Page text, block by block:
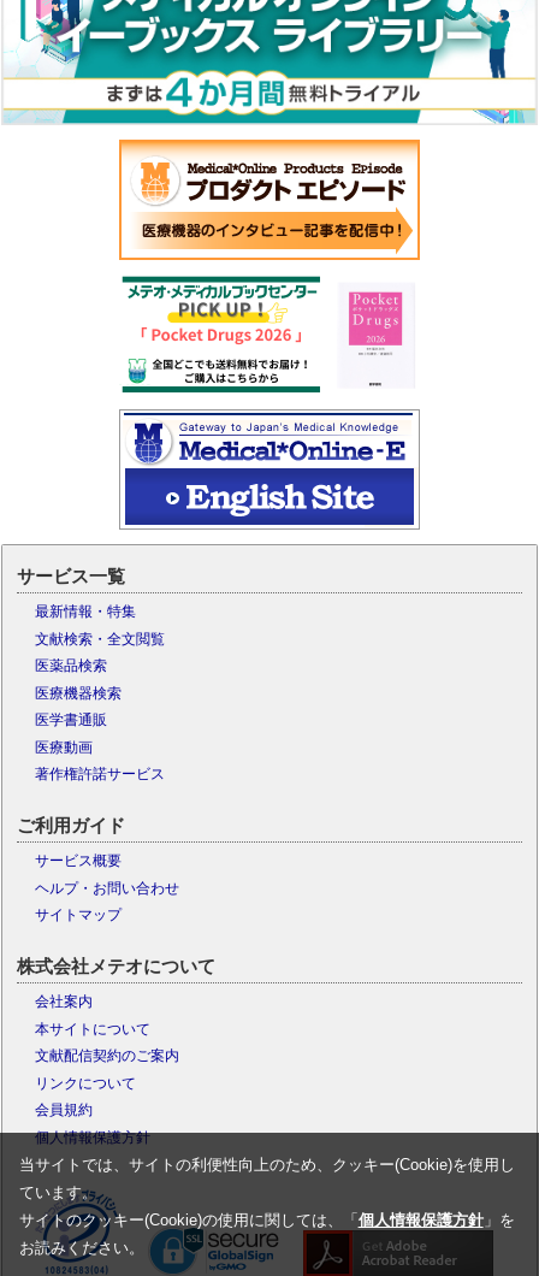
サービス一覧
最新情報・特集
文献検索・全文閲覧
医薬品検索
医療機器検索
医学書通販
医療動画
著作権許諾サービス
ご利用ガイド
サービス概要
ヘルプ・お問い合わせ
サイトマップ
株式会社メテオについて
会社案内
本サイトについて
文献配信契約のご案内
リンクについて
会員規約
個人情報保護方針
当サイトでは、サイトの利便性向上のため、クッキー(Cookie)を使用し
ています。
サイトのクッキー(Cookie)の使用に関しては、「 個人情報保護方針」を
お読みください。